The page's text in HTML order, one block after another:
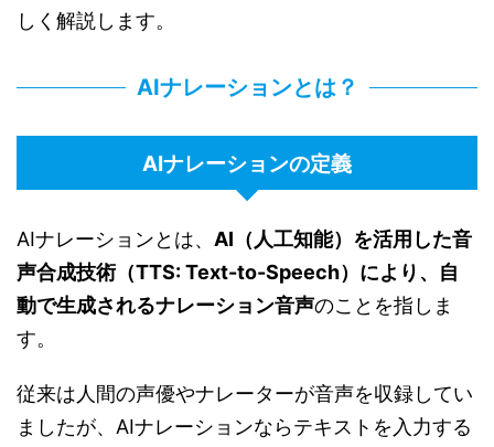
しく解説します。
AIナレーションとは？
AIナレーションの定義
AIナレーションとは、 AI（人工知能）を活用した音
声合成技術（TTS: Text-to-Speech）により、自
動で生成されるナレーション音声のことを指しま
す。
従来は人間の声優やナレーターが音声を収録してい
ましたが、AIナレーションならテキストを入力する